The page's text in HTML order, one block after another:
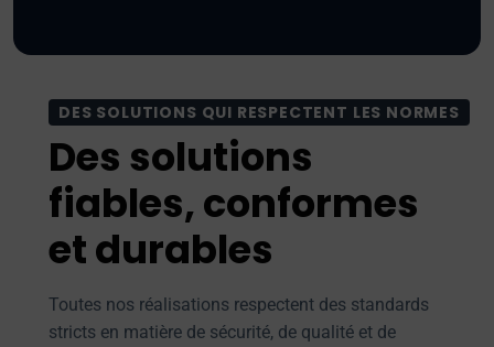
DES SOLUTIONS QUI RESPECTENT LES NORMES
Des solutions
fiables, conformes
et durables
Toutes nos réalisations respectent des standards
stricts en matière de sécurité, de qualité et de